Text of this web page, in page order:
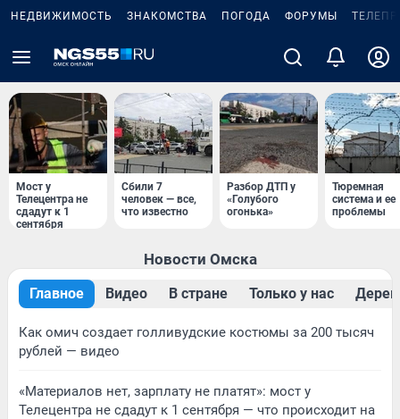
НЕДВИЖИМОСТЬ ЗНАКОМСТВА ПОГОДА ФОРУМЫ
Мост у
Телецентра не
сдадут к 1
сентября
Сбили 7
человек — все,
что известно
Разбор ДТП у
«Голубого
огонька»
Тюремная
система и ее
проблемы
Новости Омска
Главное Видео В стране Только у нас
Как омич создает голливудские костюмы за 200 тысяч
рублей — видео
«Материалов нет, зарплату не платят»: мост у
Телецентра не сдадут к 1 сентября — что происходит на